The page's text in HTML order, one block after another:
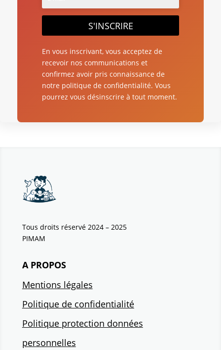
S'INSCRIRE
En vous inscrivant, vous acceptez de
recevoir nos communications et
confirmez avoir pris connaissance de
notre politique de confidentialité. Vous
pourrez vous désinscrire à tout moment.
Tous droits réservé 2024 – 2025
PIMAM
A PROPOS
Mentions légales
Politique de confidentialité
Politique protection données
personnelles